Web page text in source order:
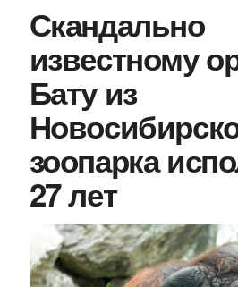
Скандально
известному
Бату из
зоопарка
27 лет